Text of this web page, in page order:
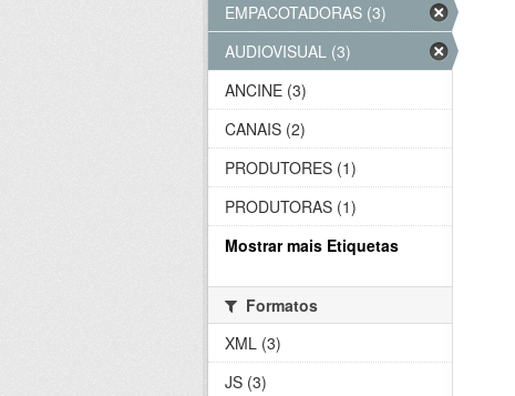
EMPACOTADORAS (3)
AUDIOVISUAL (3)
ANCINE (3)
CANAIS (2)
PRODUTORES (1)
PRODUTORAS (1)
Mostrar mais Etiquetas
Formatos
XML (3)
JS (3)